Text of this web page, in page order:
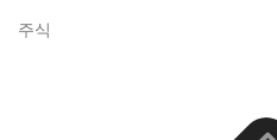
주식